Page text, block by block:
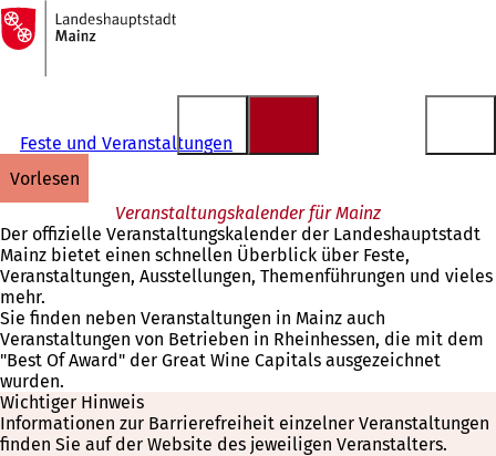
Inhalt anspringen
Zur
Startseite
Feste und Veranstaltungen
vorlesen
Veranstaltungskalender für Mainz
Der offizielle Veranstaltungskalender der Landeshauptstadt
Mainz bietet einen schnellen Überblick über Feste,
Veranstaltungen, Ausstellungen, Themenführungen und vieles
mehr.
Sie finden neben Veranstaltungen in Mainz auch
Veranstaltungen von Betrieben in Rheinhessen, die mit dem
"Best Of Award" der Great Wine Capitals ausgezeichnet
wurden.
Wichtiger Hinweis
Informationen zur Barrierefreiheit einzelner Veranstaltungen
finden Sie auf der Website des jeweiligen Veranstalters.